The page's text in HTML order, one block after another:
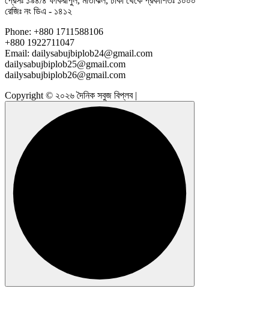
রেজিঃ নং ডিএ - ১৪১২
Phone: +880 1711588106
+880 1922711047
Email: dailysabujbiplob24@gmail.com
dailysabujbiplob25@gmail.com
dailysabujbiplob26@gmail.com
Copyright © ২০২৬ দৈনিক সবুজ বিপ্লব |